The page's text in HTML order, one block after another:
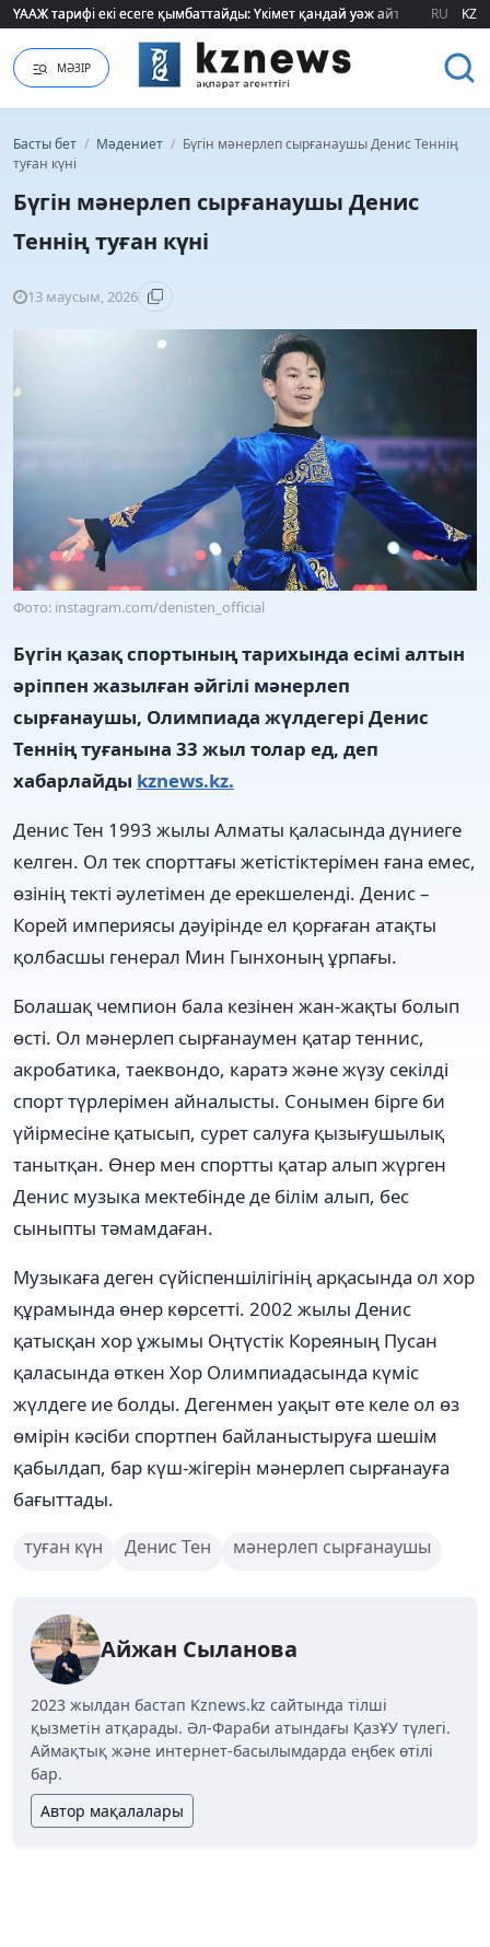
ҮААЖ тарифі екі есеге қымбаттайды: Үкімет қандай уәж айтады?
ҮААЖ тарифі екі есеге қымбаттайды: Үкімет қандай уәж айтады? RU KZ
МӘЗІР
Басты бет / Мәдениет / Бүгін мәнерлеп сырғанаушы Денис Теннің
туған күні
Бүгін мәнерлеп сырғанаушы Денис
Теннің туған күні
13 маусым, 2026
Фото: instagram.com/denisten_official
Бүгін қазақ спортының тарихында есімі алтын
әріппен жазылған әйгілі мәнерлеп
сырғанаушы, Олимпиада жүлдегері Денис
Теннің туғанына 33 жыл толар ед, деп
хабарлайды kznews.kz.
Денис Тен 1993 жылы Алматы қаласында дүниеге
келген. Ол тек спорттағы жетістіктерімен ғана емес,
өзінің текті әулетімен де ерекшеленді. Денис –
Корей империясы дәуірінде ел қорғаған атақты
қолбасшы генерал Мин Гынхоның ұрпағы.
Болашақ чемпион бала кезінен жан-жақты болып
өсті. Ол мәнерлеп сырғанаумен қатар теннис,
акробатика, таеквондо, каратэ және жүзу секілді
спорт түрлерімен айналысты. Сонымен бірге би
үйірмесіне қатысып, сурет салуға қызығушылық
танытқан. Өнер мен спортты қатар алып жүрген
Денис музыка мектебінде де білім алып, бес
сыныпты тәмамдаған.
Музыкаға деген сүйіспеншілігінің арқасында ол хор
құрамында өнер көрсетті. 2002 жылы Денис
қатысқан хор ұжымы Оңтүстік Кореяның Пусан
қаласында өткен Хор Олимпиадасында күміс
жүлдеге ие болды. Дегенмен уақыт өте келе ол өз
өмірін кәсіби спортпен байланыстыруға шешім
қабылдап, бар күш-жігерін мәнерлеп сырғанауға
бағыттады.
туған күн Денис Тен мәнерлеп сырғанаушы
Айжан Сыланова
2023 жылдан бастап Kznews.kz сайтында тілші
қызметін атқарады. Әл-Фараби атындағы ҚазҰУ түлегі.
Аймақтық және интернет-басылымдарда еңбек өтілі
бар.
Автор мақалалары